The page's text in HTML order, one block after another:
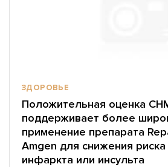
ЗДОРОВЬЕ
Положительная оценка
поддерживает более
применение препарата
Amgen для снижения
инфаркта или инсульта